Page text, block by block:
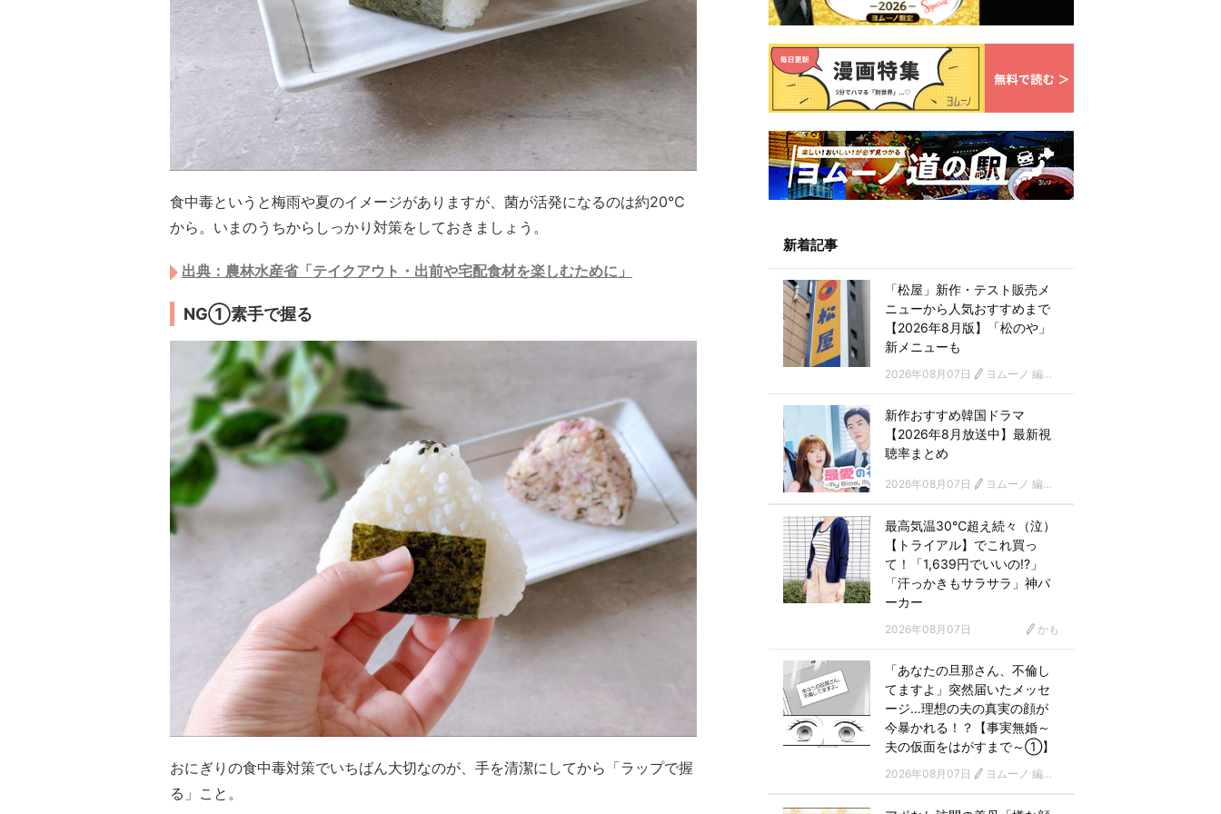
食中毒というと梅雨や夏のイメージがありますが、菌が活発になるのは約20℃
から。いまのうちからしっかり対策をしておきましょう。
出典：農林水産省「テイクアウト・出前や宅配食材を楽しむために」
NG①素手で握る
おにぎりの食中毒対策でいちばん大切なのが、手を清潔にしてから「ラップで握
る」こと。
新着記事
「松屋」新作・テスト販売メ
ニューから人気おすすめまで
【2026年8月版】「松のや」
新メニューも
2026年08月07日 ヨムーノ 編集部
新作おすすめ韓国ドラマ
【2026年8月放送中】最新視
聴率まとめ
2026年08月07日 ヨムーノ 編集部 韓国ドラマチーム
最高気温30℃超え続々（泣）
【トライアル】でこれ買っ
て！「1,639円でいいの!?」
「汗っかきもサラサラ」神パ
ーカー
2026年08月07日 かも
「あなたの旦那さん、不倫し
てますよ」突然届いたメッセ
ージ…理想の夫の真実の顔が
今暴かれる！？【事実無婚～
夫の仮面をはがすまで～①】
2026年08月07日 ヨムーノ 編集部 漫画チーム